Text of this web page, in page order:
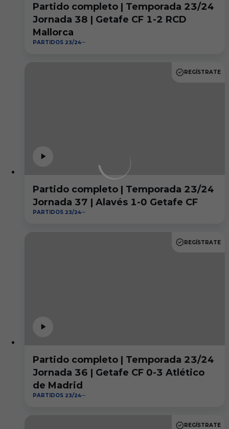
Partido completo | Temporada 23/24
Jornada 38 | Getafe CF 1-2 RCD
Mallorca
PARTIDOS 23/24
REGÍSTRATE
Partido completo | Temporada 23/24
Jornada 37 | Alavés 1-0 Getafe CF
PARTIDOS 23/24
REGÍSTRATE
Partido completo | Temporada 23/24
Jornada 36 | Getafe CF 0-3 Atlético
de Madrid
PARTIDOS 23/24
REGÍSTRATE